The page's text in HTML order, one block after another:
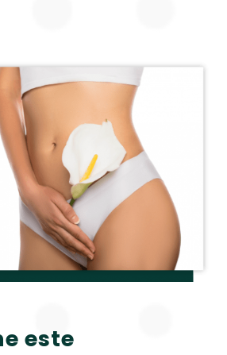
este